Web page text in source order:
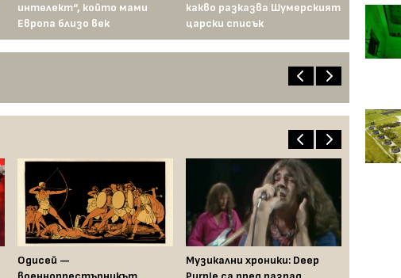
интелект“, който мами
Европа близо век
какво разказва Шумерският
царски списък
Одисей —
Музикални хроники: Deep